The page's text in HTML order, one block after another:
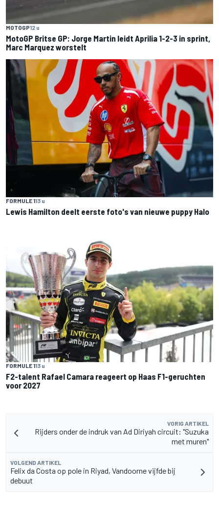
MOTOGP12 u
MotoGP Britse GP: Jorge Martin leidt Aprilia 1-2-3 in sprint,
Marc Marquez worstelt
FORMULE 113 u
Lewis Hamilton deelt eerste foto's van nieuwe puppy Halo
FORMULE 113 u
F2-talent Rafael Camara reageert op Haas F1-geruchten
voor 2027
VORIG ARTIKEL
Rijders onder de indruk van Ad Diriyah circuit: "Suzuka
met muren"
VOLGEND ARTIKEL
Felix da Costa op pole in Riyad, Vandoorne vijfde bij
debuut